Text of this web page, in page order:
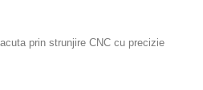
prin strunjire CNC cu precizie